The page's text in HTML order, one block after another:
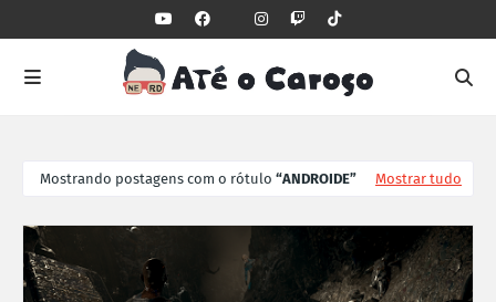
Mostrando postagens com o rótulo ANDROIDE Mostrar tudo